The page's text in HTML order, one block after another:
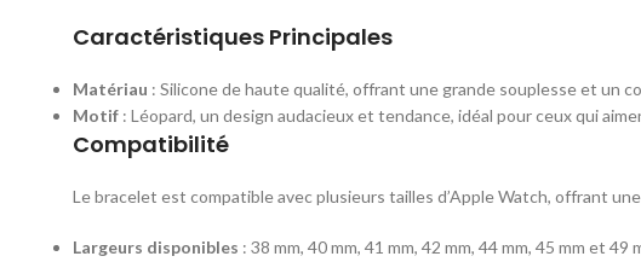
Caractéristiques Principales
Matériau : Silicone de haute qualité, offrant une grande souplesse et un
Motif : Léopard, un design audacieux et tendance, idéal pour ceux qui
Compatibilité
Le bracelet est compatible avec plusieurs tailles d’Apple Watch, offrant
Largeurs disponibles : 38 mm, 40 mm, 41 mm, 42 mm, 44 mm, 45 mm et 49